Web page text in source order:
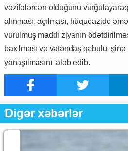
vəzifələrdən olduğunu
alınması, açılması, hüquqazidd
vurulmuş maddi ziyanın
baxılması və vətəndaş qəbulu
yanaşılmasını tələb edib.
Digər xəbərlər